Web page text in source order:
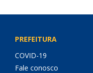
PREFEITURA
COVID-19
Fale conosco